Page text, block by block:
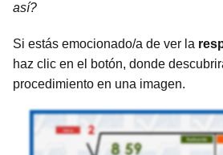
así?
Si estás emocionado/a de ver la
haz clic en el botón, donde
procedimiento en una imagen.